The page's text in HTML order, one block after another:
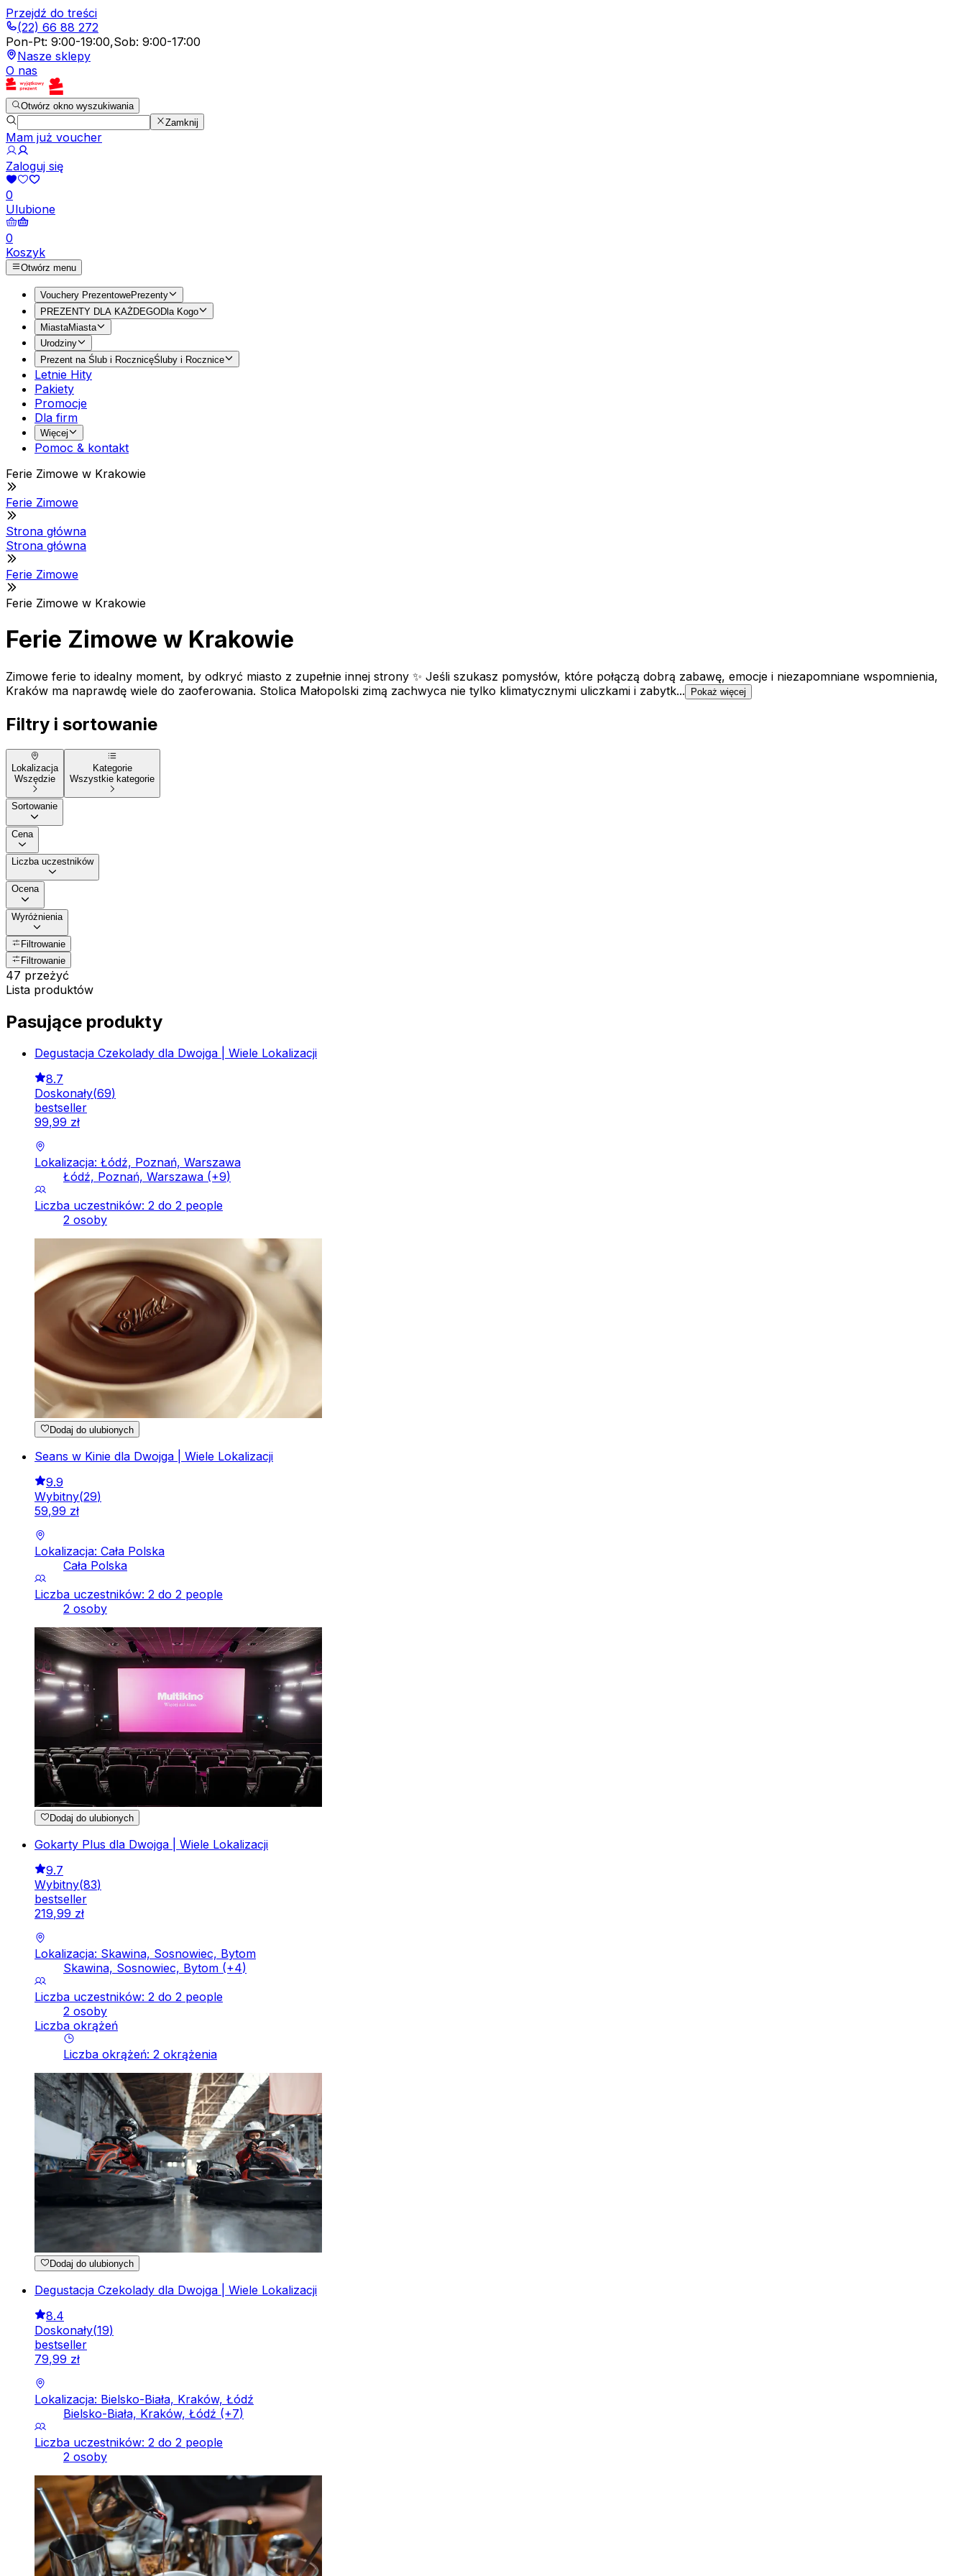
Przejdź do treści
(22) 66 88 272
Pon-Pt: 9:00-19:00,Sob: 9:00-17:00
Nasze sklepy
O nas
Otwórz okno wyszukiwania
Zamknij
Mam już voucher
Zaloguj się
0
Ulubione
0
Koszyk
Otwórz menu
Vouchery PrezentowePrezenty
PREZENTY DLA KAŻDEGODla Kogo
MiastaMiasta
Urodziny
Prezent na Ślub i RocznicęŚluby i Rocznice
Letnie Hity
Pakiety
Promocje
Dla firm
Więcej
Pomoc & kontakt
Ferie Zimowe w Krakowie
Ferie Zimowe
Strona główna
Strona główna
Ferie Zimowe
Ferie Zimowe w Krakowie
Ferie Zimowe w Krakowie
Zimowe ferie to idealny moment, by odkryć miasto z zupełnie innej strony ✨ Jeśli szukasz pomysłów, które połączą dobrą zabawę, emocje i niezapomniane wspomnienia,
Kraków ma naprawdę wiele do zaoferowania. Stolica Małopolski zimą zachwyca nie tylko klimatycznymi uliczkami i zabytk...
Pokaż więcej
Filtry i sortowanie
Lokalizacja
Wszędzie
Kategorie
Wszystkie kategorie
Sortowanie
Cena
Liczba uczestników
Ocena
Wyróżnienia
Filtrowanie
Filtrowanie
47 przeżyć
Lista produktów
Pasujące produkty
Degustacja Czekolady dla Dwojga | Wiele Lokalizacji
8.7
Doskonały(69)
bestseller
99,99 zł
Lokalizacja: Łódź, Poznań, Warszawa
Łódź, Poznań, Warszawa (+9)
Liczba uczestników: 2 do 2 people
2 osoby
Dodaj do ulubionych
Seans w Kinie dla Dwojga | Wiele Lokalizacji
9.9
Wybitny(29)
59,99 zł
Lokalizacja: Cała Polska
Cała Polska
Liczba uczestników: 2 do 2 people
2 osoby
Dodaj do ulubionych
Gokarty Plus dla Dwojga | Wiele Lokalizacji
9.7
Wybitny(83)
bestseller
219,99 zł
Lokalizacja: Skawina, Sosnowiec, Bytom
Skawina, Sosnowiec, Bytom (+4)
Liczba uczestników: 2 do 2 people
2 osoby
Liczba okrążeń
Liczba okrążeń: 2 okrążenia
Dodaj do ulubionych
Degustacja Czekolady dla Dwojga | Wiele Lokalizacji
8.4
Doskonały(19)
bestseller
79,99 zł
Lokalizacja: Bielsko-Biała, Kraków, Łódź
Bielsko-Biała, Kraków, Łódź (+7)
Liczba uczestników: 2 do 2 people
2 osoby